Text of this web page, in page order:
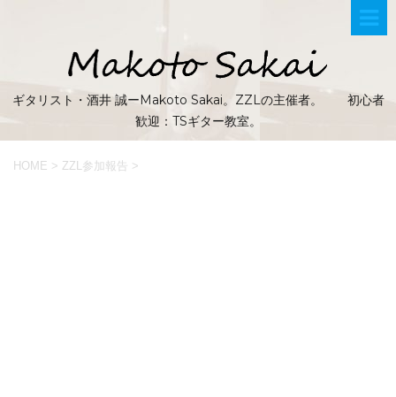
ギタリスト・酒井 誠ーMakoto Sakai。ZZLの主催者。 初心者
歓迎：TSギター教室。
HOME > ZZL参加報告 >